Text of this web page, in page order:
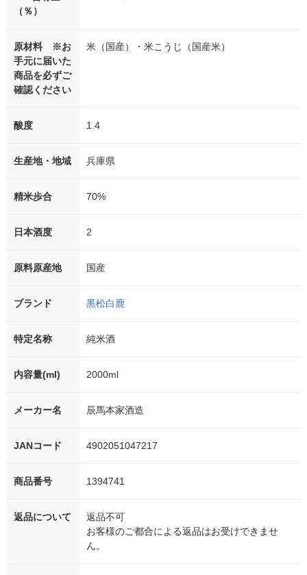
（％）
原材料 ※お
手元に届いた
商品を必ずご
確認ください
米（国産）・米こうじ（国産米）
酸度 1.4
生産地・地域 兵庫県
精米歩合 70%
日本酒度 2
原料原産地 国産
ブランド 黒松白鹿
特定名称 純米酒
内容量(ml) 2000ml
メーカー名 辰馬本家酒造
JANコード 4902051047217
商品番号 1394741
返品について
返品不可
お客様のご都合による返品はお受けできませ
ん。